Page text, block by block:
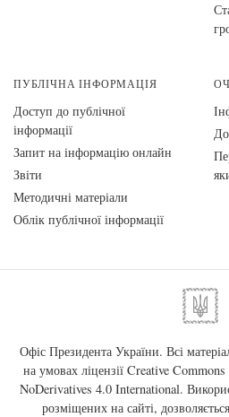
ПУБЛІЧНА ІНФОРМАЦІЯ
Доступ до публічної
інформації
Запит на інформацію онлайн
Звіти
Методичні матеріали
Облік публічної інформації
Офіс Президента України. Всі
на умовах ліцензії Creative
NoDerivatives 4.0 International.
розміщених на сайті,